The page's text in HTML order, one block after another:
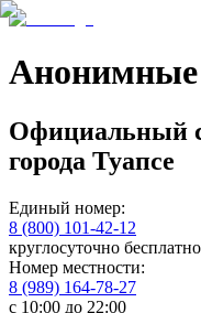
Официальный
города Туапсе
Единый номер:
8 (800) 101-42-12
круглосуточно
Номер местности:
8 (989) 164-78-27
с 10:00 до 22:00